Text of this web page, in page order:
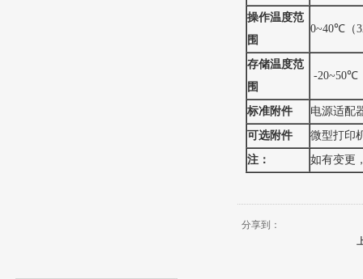
操作温度范
围
0~40℃（
存储温度范
围
-20~50℃
标准附件
电源适配
可选附件
微型打印
注：
如有变更
分享到：